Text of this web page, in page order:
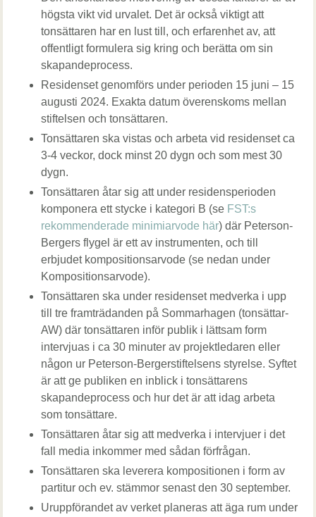
högsta vikt vid urvalet. Det är också viktigt att
tonsättaren har en lust till, och erfarenhet av, att
offentligt formulera sig kring och berätta om sin
skapandeprocess.
Residenset genomförs under perioden 15 juni – 15
augusti 2024. Exakta datum överenskoms mellan
stiftelsen och tonsättaren.
Tonsättaren ska vistas och arbeta vid residenset ca
3-4 veckor, dock minst 20 dygn och som mest 30
dygn.
Tonsättaren åtar sig att under residensperioden
komponera ett stycke i kategori B (se FST:s
rekommenderade minimiarvode här) där Peterson-
Bergers flygel är ett av instrumenten, och till
erbjudet kompositionsarvode (se nedan under
Kompositionsarvode).
Tonsättaren ska under residenset medverka i upp
till tre framträdanden på Sommarhagen (tonsättar-
AW) där tonsättaren inför publik i lättsam form
intervjuas i ca 30 minuter av projektledaren eller
någon ur Peterson-Bergerstiftelsens styrelse. Syftet
är att ge publiken en inblick i tonsättarens
skapandeprocess och hur det är att idag arbeta
som tonsättare.
Tonsättaren åtar sig att medverka i intervjuer i det
fall media inkommer med sådan förfrågan.
Tonsättaren ska leverera kompositionen i form av
partitur och ev. stämmor senast den 30 september.
Uruppförandet av verket planeras att äga rum under